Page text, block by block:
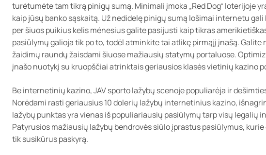
turėtumėte tam tikrą pinigų sumą. Minimali įmoka „Red Dog“ loterijoje
kaip jūsų banko sąskaitą. Už nedidelę pinigų sumą lošimai internetu
per šiuos puikius kelis mėnesius galite pasijusti kaip tikras
pasiūlymų galioja tik po to, todėl atminkite tai atlikę pirmąjį įnašą.
žaidimų raundų žaisdami šiuose mažiausių statymų portaluose.
įnašo nuotykį su kruopščiai atrinktais geriausios klasės vietinių kazino
Be internetinių kazino, JAV sporto lažybų scenoje populiarėja ir
Norėdami rasti geriausius 10 dolerių lažybų internetinius kazino,
lažybų punktas yra vienas iš populiariausių pasiūlymų tarp visų legalių
Patyrusios mažiausių lažybų bendrovės siūlo įprastus pasiūlymus,
tik susikūrus paskyrą.